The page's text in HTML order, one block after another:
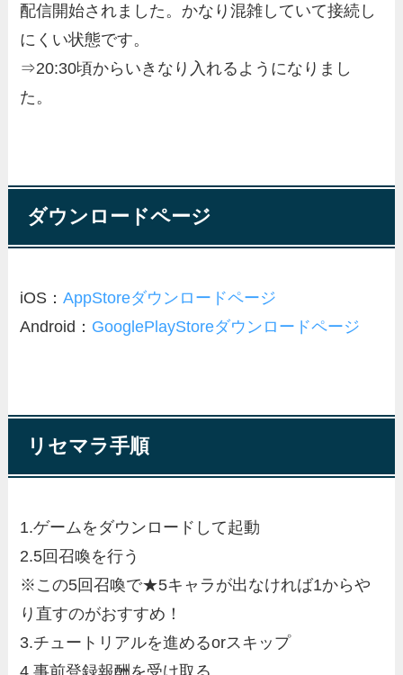
配信開始されました。かなり混雑していて接続し
にくい状態です。
⇒20:30頃からいきなり入れるようになりまし
た。
ダウンロードページ
iOS：AppStoreダウンロードページ
Android： GooglePlayStoreダウンロードページ
リセマラ手順
1.ゲームをダウンロードして起動
2.5回召喚を行う
※この5回召喚で★5キャラが出なければ1からや
り直すのがおすすめ！
3.チュートリアルを進めるorスキップ